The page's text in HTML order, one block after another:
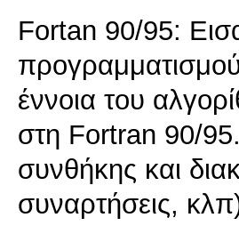
Fortan 90/95:
έννοια του
στη Fortran 90/
συνθήκης και
συναρτήσεις,